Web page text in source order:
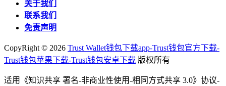
关于我们
联系我们
免责声明
CopyRight © 2026 Trust Wallet钱包下载app-Trust钱包官方下载-
Trust钱包苹果下载-Trust钱包安卓下载 版权所有
适用《知识共享 署名-非商业性使用-相同方式共享 3.0》协议-